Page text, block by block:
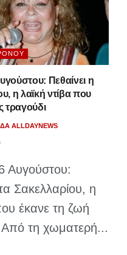
Πεθαίνει η
η λαϊκή ντίβα που
τραγούδι
ALLDAYNEWS
Αυγούστου:
Σακελλαρίου, η
έκανε τη ζωή
Από τη χωματερή...